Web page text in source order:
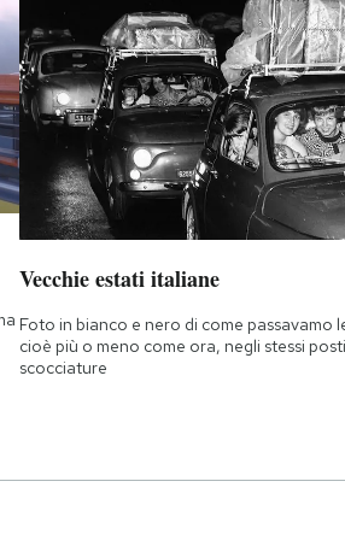
Vecchie estati italiane
Foto in bianco e nero di come passavamo
cioè più o meno come ora, negli stessi
scocciature